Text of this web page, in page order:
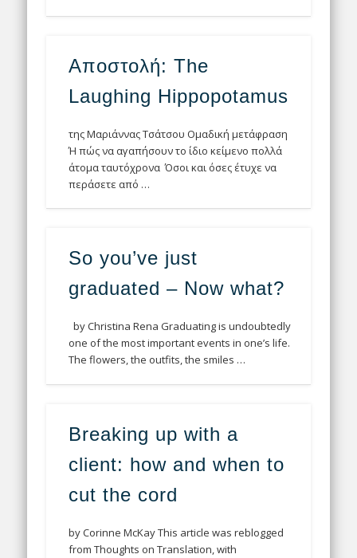
Αποστολή: The
Laughing Hippopotamus
της Μαριάννας Τσάτσου Ομαδική μετάφραση
Ή πώς να αγαπήσουν το ίδιο κείμενο πολλά
άτομα ταυτόχρονα Όσοι και όσες έτυχε να
περάσετε από …
So you’ve just
graduated – Now what?
by Christina Rena Graduating is undoubtedly
one of the most important events in one’s life.
The flowers, the outfits, the smiles …
Breaking up with a
client: how and when to
cut the cord
by Corinne McKay This article was reblogged
from Thoughts on Translation, with